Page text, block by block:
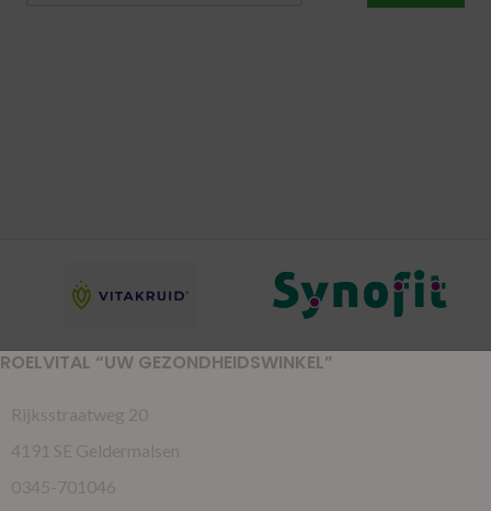
ROELVITAL “UW GEZONDHEIDSWINKEL”
Rijksstraatweg 20
4191 SE Geldermalsen
0345-701046